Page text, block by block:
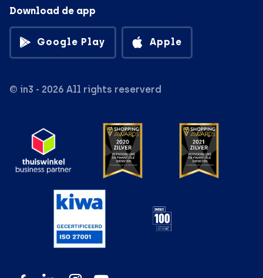
Download de app
Google Play Apple
© in3 - 2026 All rights reserverd